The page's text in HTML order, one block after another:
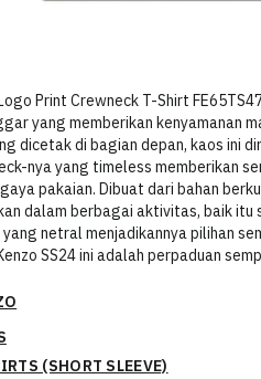
Print Crewneck T-Shirt
yang memberikan kenyamanan
dicetak di bagian depan, kaos ini
nya yang timeless memberikan
pakaian. Dibuat dari bahan
dalam berbagai aktivitas, baik itu
netral menjadikannya pilihan
SS24 ini adalah perpaduan
(SHORT SLEEVE)